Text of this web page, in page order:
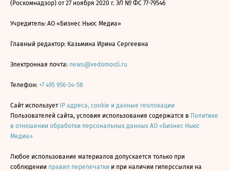
(Роскомнадзор) от 27 ноября 2020 г. ЭЛ № ФС 77-79546
Учредитель: АО «Бизнес Ньюс Медиа»
Главный редактор: Казьмина Ирина Сергеевна
Электронная почта: news@vedomosti.ru
Телефон: +7 495 956-34-58
Сайт использует IP адреса, cookie и данные геолокации
Пользователей сайта, условия использования содержатся в Политике
в отношении обработки персональных данных АО «Бизнес Ньюс
Медиа»
Любое использование материалов допускается только при
соблюдении правил перепечатки и при наличии гиперссылки на